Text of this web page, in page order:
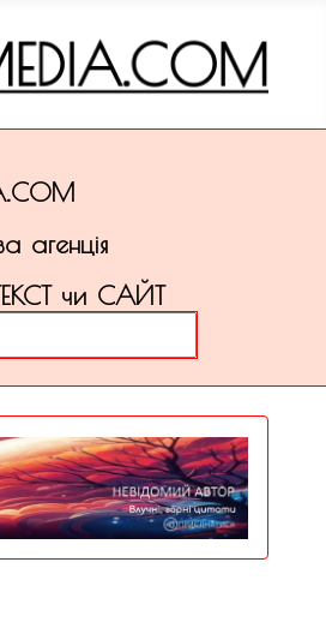
агенція
чи САЙТ